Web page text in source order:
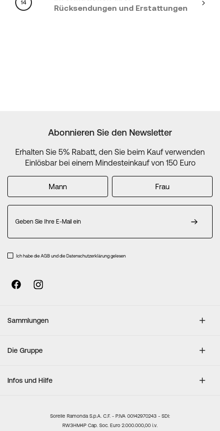
Rücksendungen und Erstattungen
Abonnieren Sie den Newsletter
Erhalten Sie 5% Rabatt, den Sie beim Kauf verwenden
Einlösbar bei einem Mindesteinkauf von 150 Euro
Mann Frau
Sie
Ich habe die AGB und die Datenschutzerklärung gelesen
Sammlungen
Die Gruppe
Infos und Hilfe
Sorelle Ramonda S.p.A. C.F. - P.IVA 00142970243 - SDI:
RW3HM4P Cap. Soc. Euro 2.000.000,00 i.v.